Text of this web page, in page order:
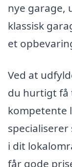
nye garage,
klassisk
et
Ved at
du hurtigt få
kompetente
i dit
får gode